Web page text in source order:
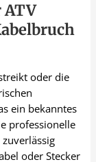
ATV
oder die
ein bekanntes
professionelle
oder Stecker